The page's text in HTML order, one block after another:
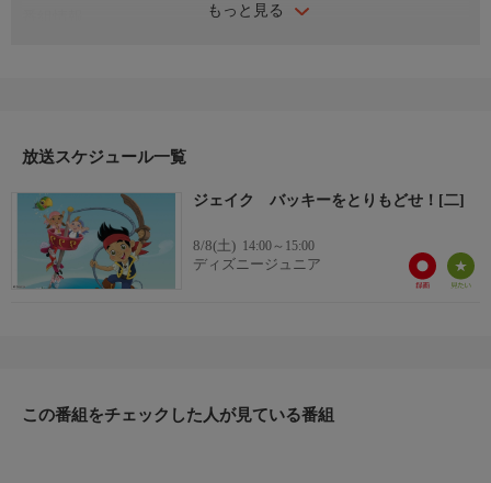
もっと見る
長の妨害工作に遭ってしまい・・・。
放送スケジュール一覧
ジェイク バッキーをとりもどせ！[二]
8/8(土) 14:00～15:00
ディズニージュニア
この番組をチェックした人が見ている番組